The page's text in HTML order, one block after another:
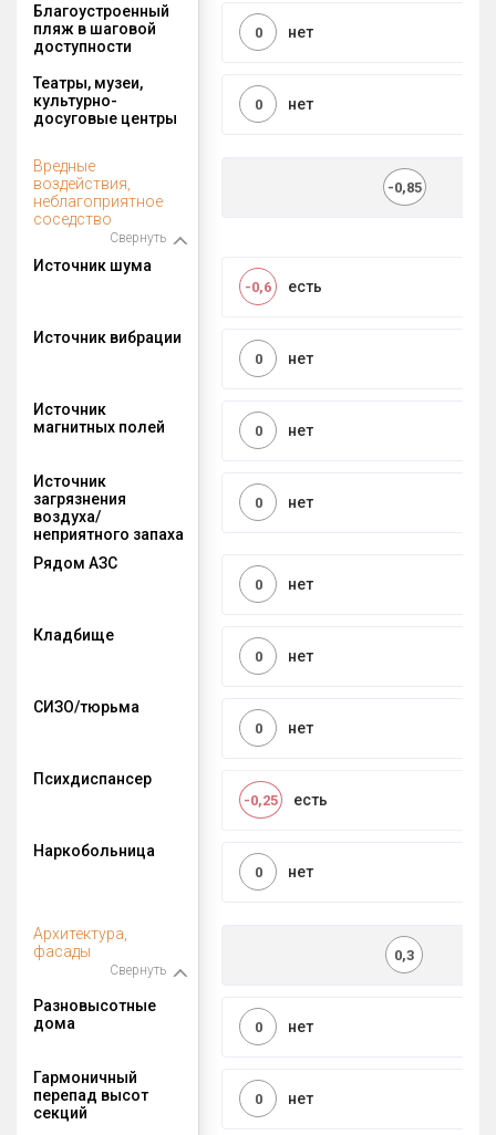
Благоустроенный
пляж в шаговой
доступности
нет
0
Театры, музеи,
культурно-
досуговые центры
нет
0
Вредные
воздействия,
неблагоприятное
соседство
Свернуть
-0,85
Источник шума
есть
-0,6
Источник вибрации
нет
0
Источник
магнитных полей
нет
0
Источник
загрязнения
воздуха/
неприятного запаха
нет
0
Рядом АЗС
нет
0
Кладбище
нет
0
СИЗО/тюрьма
нет
0
Психдиспансер
есть
-0,25
Наркобольница
нет
0
Архитектура,
фасады
Свернуть
0,3
Разновысотные
дома
нет
0
Гармоничный
перепад высот
секций
нет
0